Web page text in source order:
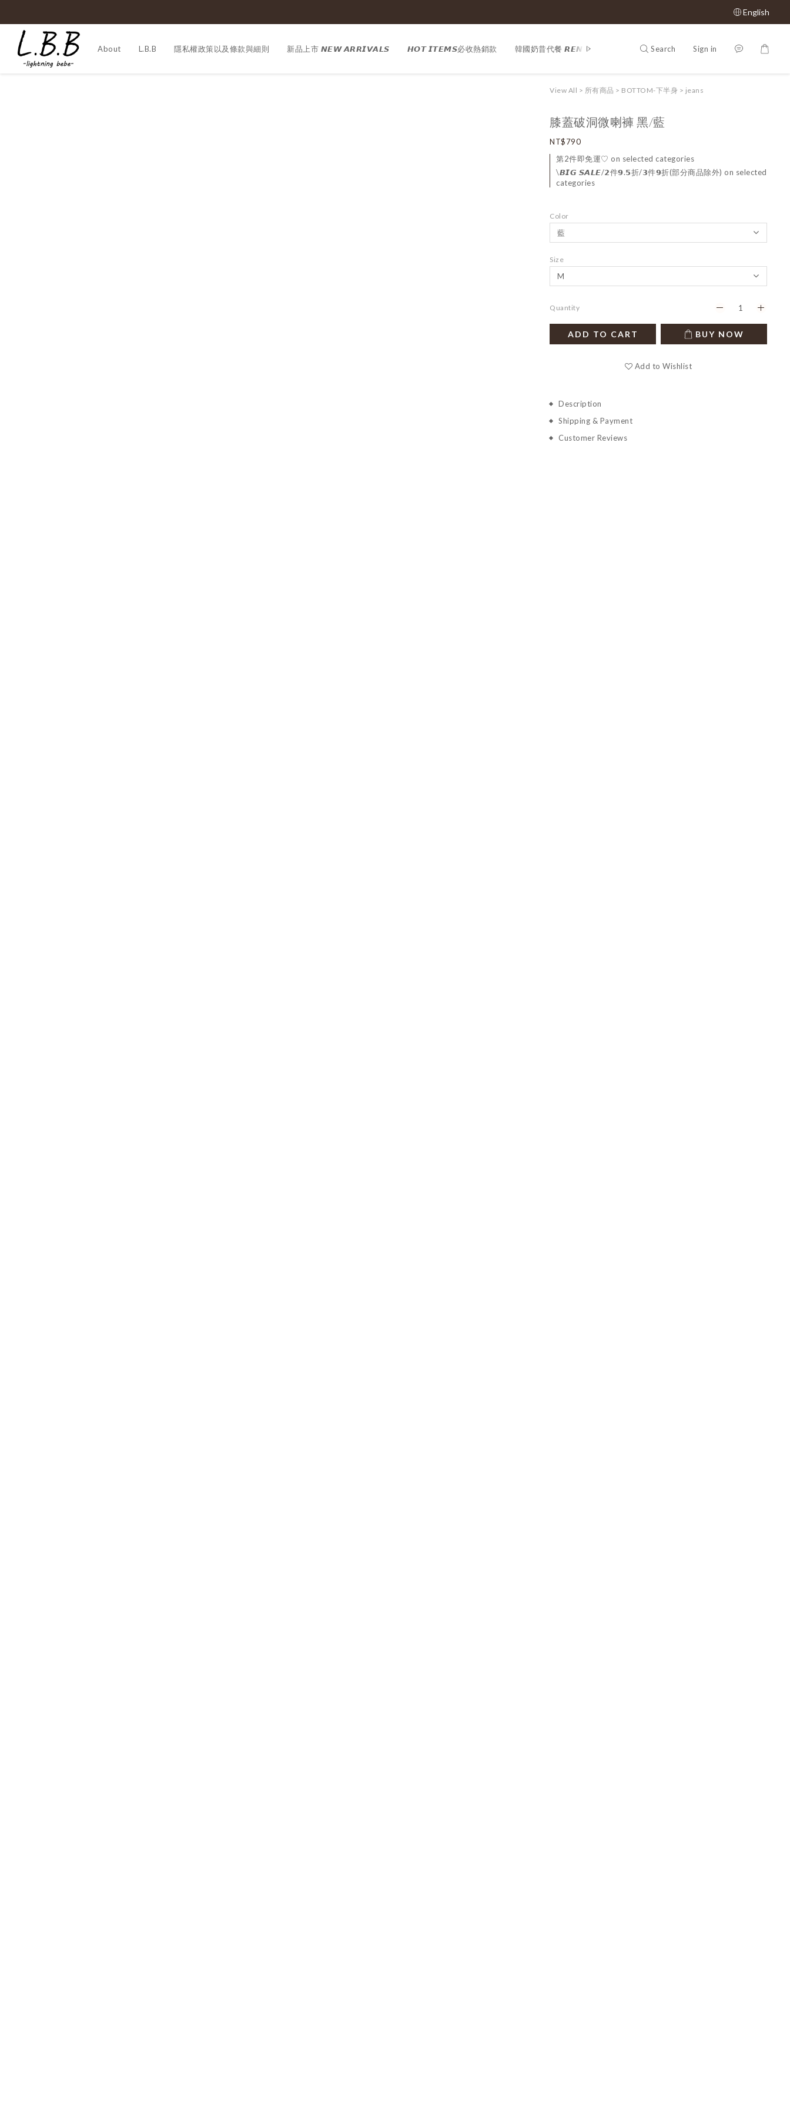
English
About L.B.B 隱私權政策以及條款與細則 新品上市 𝙉𝙀𝙒 𝘼𝙍𝙍𝙄𝙑𝘼𝙇𝙎 𝙃𝙊𝙏 𝙄𝙏𝙀𝙈𝙎必收熱銷款 韓國奶昔代餐 𝙍𝙀𝙉𝙀𝙒 𝙋𝙃𝙔 𝕊𝔸𝕃𝔼 𝟝𝟘% 𝕠𝕗𝕗 Shop All 𝙈𝙇𝘽大
Search Sign in
View All > 所有商品 > BOTTOM-下半身 > jeans
膝蓋破洞微喇褲 黑/藍
NT$790
第2件即免運♡ on selected categories
\𝘽𝙄𝙂 𝙎𝘼𝙇𝙀/𝟮件𝟵.𝟱折/𝟯件𝟵折(部分商品除外) on selected
categories
Color
Size
Quantity
ADD TO CART BUY NOW
Add to Wishlist
Description
Shipping & Payment
Customer Reviews